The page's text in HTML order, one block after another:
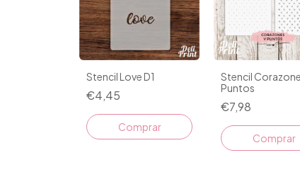
Stencil Love D1
€4,45
Stencil
Puntos
€7,98